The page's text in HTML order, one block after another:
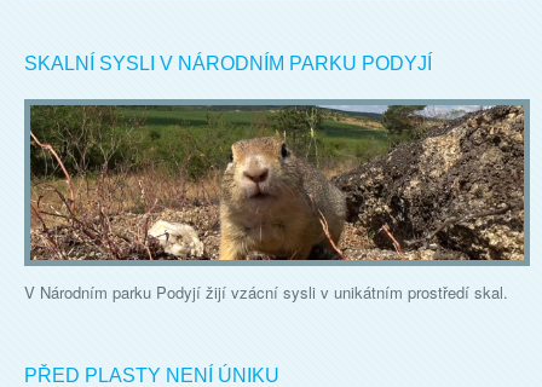
SKALNÍ SYSLI V NÁRODNÍM PARKU PODYJÍ
V Národním parku Podyjí žijí vzácní sysli v unikátním prostředí skal.
PŘED PLASTY NENÍ ÚNIKU